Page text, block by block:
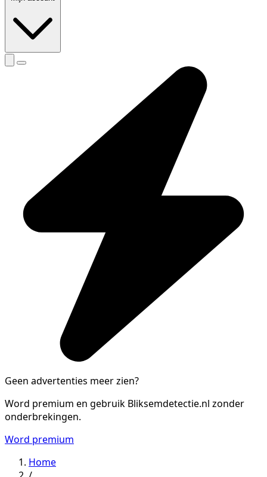
Geen advertenties meer zien?
Word premium en gebruik Bliksemdetectie.nl zonder
onderbrekingen.
Word premium
Home